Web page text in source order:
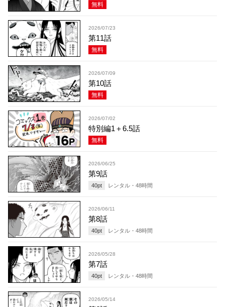
無料
2026/07/23
第11話
無料
2026/07/09
第10話
無料
2026/07/02
特別編1＋6.5話
無料
2026/06/25
第9話
40pt レンタル・ 48時間
2026/06/11
第8話
40pt レンタル・ 48時間
2026/05/28
第7話
40pt レンタル・ 48時間
2026/05/14